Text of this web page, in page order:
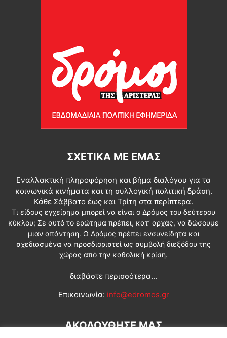
ΣΧΕΤΙΚΆ ΜΕ ΕΜΆΣ
Εναλλακτική πληροφόρηση και βήμα διαλόγου για τα
κοινωνικά κινήματα και τη συλλογική πολιτική δράση.
Κάθε Σάββατο έως και Τρίτη στα περίπτερα.
Τι είδους εγχείρημα μπορεί να είναι ο Δρόμος του δεύτερου
κύκλου; Σε αυτό το ερώτημα πρέπει, κατ’ αρχάς, να δώσουμε
μιαν απάντηση. Ο Δρόμος πρέπει ενσυνείδητα και
σχεδιασμένα να προσδιοριστεί ως συμβολή διεξόδου της
χώρας από την καθολική κρίση.
διαβάστε περισσότερα...
Επικοινωνία: info@edromos.gr
ΑΚΟΛΟΥΘΗΣΕ ΜΑΣ